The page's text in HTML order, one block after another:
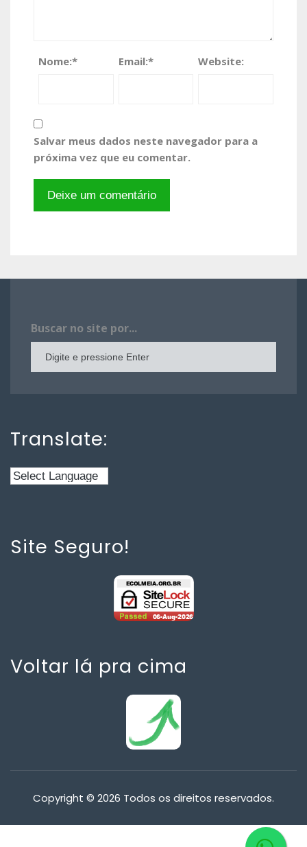
Nome:* Email:* Website:
Salvar meus dados neste navegador para a
próxima vez que eu comentar.
Buscar no site por...
Translate:
Site Seguro!
Voltar lá pra cima
Copyright © 2026 Todos os direitos reservados.